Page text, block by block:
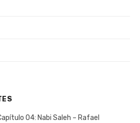
04: Nabi Saleh – Rafael